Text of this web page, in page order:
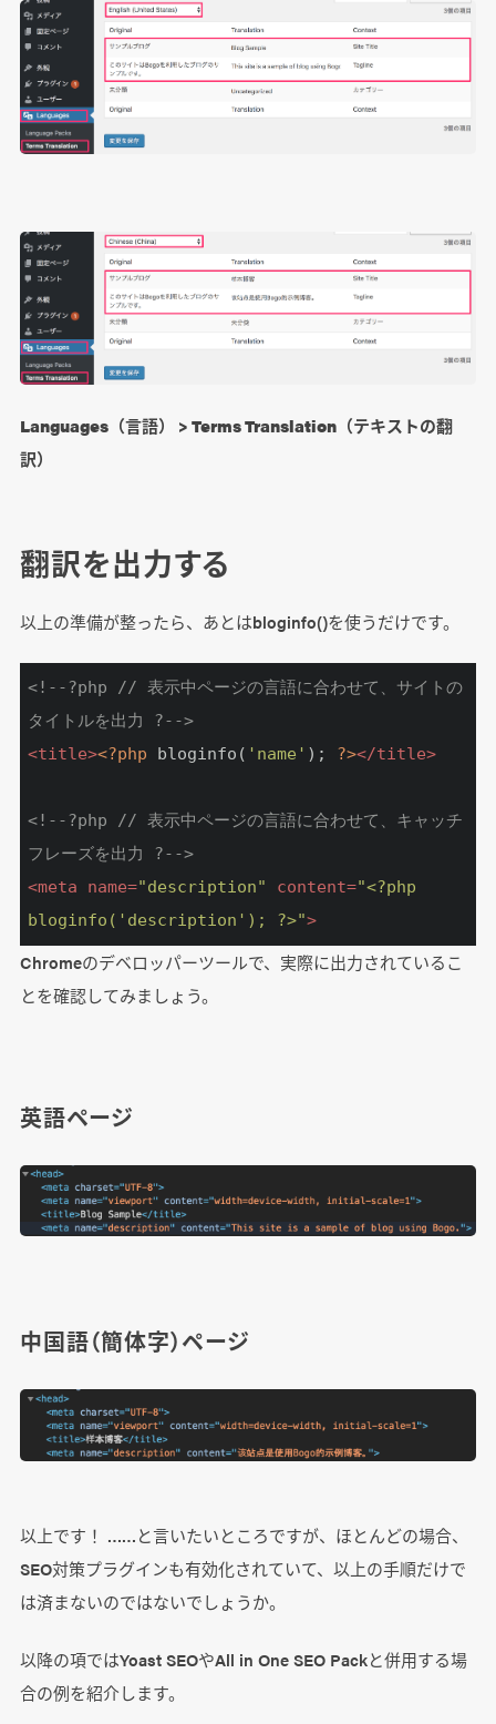
Languages（言語） > Terms Translation（テキストの翻
訳）
翻訳を出力する
以上の準備が整ったら、あとはbloginfo()を使うだけです。
<!--?php // 表示中ページの言語に合わせて、サイトの
タイトルを出力 ?-->
<title><?php bloginfo( 'name' ); ?></title>
<!--?php // 表示中ページの言語に合わせて、キャッチ
フレーズを出力 ?-->
<meta name="description" content="<?php
bloginfo('description'); ?>">
Chromeのデベロッパーツールで、実際に出力されているこ
とを確認してみましょう。
英語ページ
中国語（簡体字）ページ
以上です！ ……と言いたいところですが、ほとんどの場合、
SEO対策プラグインも有効化されていて、以上の手順だけで
は済まないのではないでしょうか。
以降の項ではYoast SEOやAll in One SEO Packと併用する場
合の例を紹介します。